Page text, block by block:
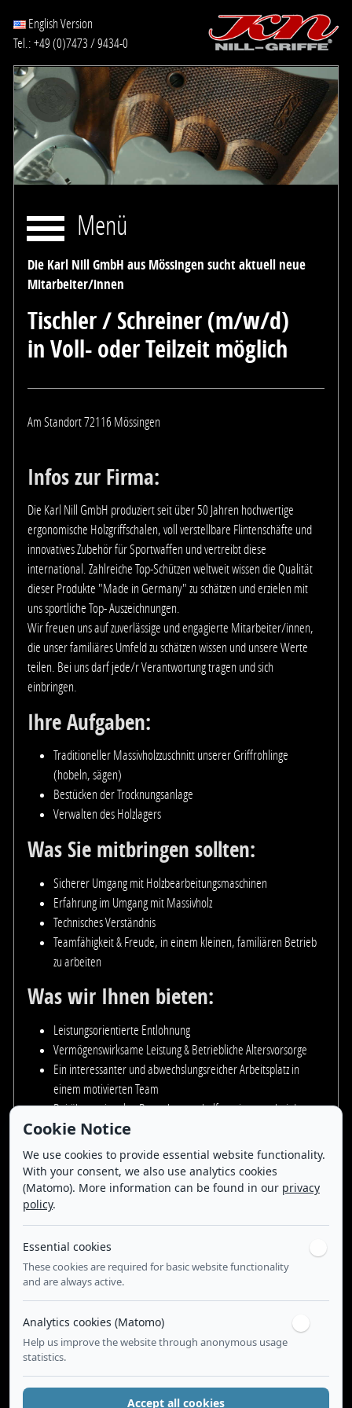
English Version
Tel.: +49 (0)7473 / 9434-0
Menü
Die Karl Nill GmbH aus Mössingen sucht aktuell neue
Mitarbeiter/innen
Tischler / Schreiner (m/w/d)
in Voll- oder Teilzeit möglich
Am Standort 72116 Mössingen
Infos zur Firma:
Die Karl Nill GmbH produziert seit über 50 Jahren hochwertige
ergonomische Holzgriffschalen, voll verstellbare Flintenschäfte und
innovatives Zubehör für Sportwaffen und vertreibt diese
international. Zahlreiche Top-Schützen weltweit wissen die Qualität
dieser Produkte "Made in Germany" zu schätzen und erzielen mit
uns sportliche Top- Auszeichnungen.
Wir freuen uns auf zuverlässige und engagierte Mitarbeiter/innen,
die unser familiäres Umfeld zu schätzen wissen und unsere Werte
teilen. Bei uns darf jede/r Verantwortung tragen und sich
einbringen.
Ihre Aufgaben:
Traditioneller Massivholzzuschnitt unserer Griffrohlinge
(hobeln, sägen)
Bestücken der Trocknungsanlage
Verwalten des Holzlagers
Was Sie mitbringen sollten:
Sicherer Umgang mit Holzbearbeitungsmaschinen
Erfahrung im Umgang mit Massivholz
Technisches Verständnis
Teamfähigkeit & Freude, in einem kleinen, familiären Betrieb
zu arbeiten
Was wir Ihnen bieten:
Leistungsorientierte Entlohnung
Vermögenswirksame Leistung & Betriebliche Altersvorsorge
Ein interessanter und abwechslungsreicher Arbeitsplatz in
einem motivierten Team
Bei überregionalen Bewerbungen helfen wir gerne bei der
Wohnungssuche
Kurze Entscheidungswege, direkte Zusammenarbeit mit der
Geschäftsführung
Auf Wunsch ist ein JobRad Leasing oder Unterstützung mit
Tankgutscheinen möglich
Wir freuen uns auf ein Kennenlernen - und Sie vielleicht bald bei uns
begrüßen zu dürfen.
Bewerben Sie sich jetzt
Bei Fragen und/oder Interesse an der Position, freuen wir uns auf
eine Email von Ihnen
Kontaktperson: Wilfried Nill, Geschäftsführer
Cookie Notice
We use cookies to provide essential website functionality.
With your consent, we also use analytics cookies
(Matomo). More information can be found in our privacy
policy.
Essential cookies
These cookies are required for basic website functionality
and are always active.
Analytics cookies (Matomo)
Help us improve the website through anonymous usage
statistics.
Accept all cookies